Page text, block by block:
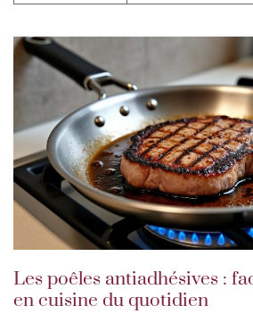
Les poêles antiadhésives :
en cuisine du quotidien